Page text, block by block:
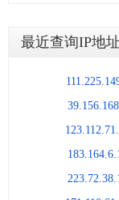
最近查询IP地址